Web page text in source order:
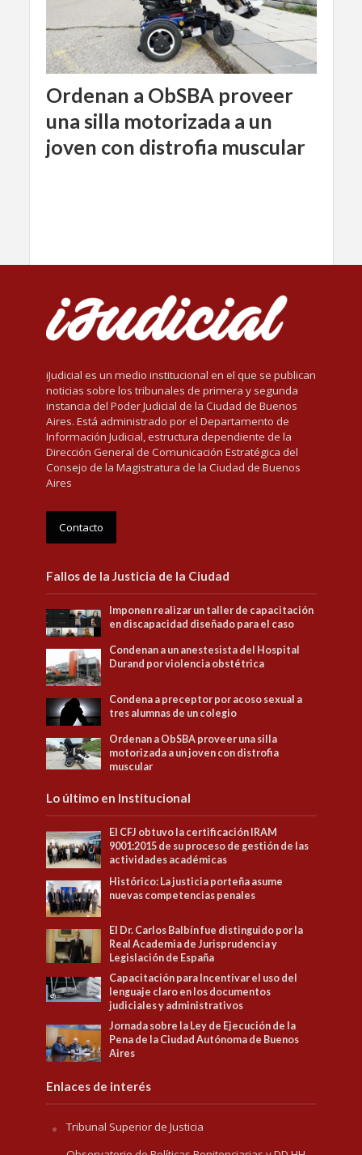
Ordenan a ObSBA proveer
una silla motorizada a un
joven con distrofia muscular
iJudicial es un medio institucional en el que se publican
noticias sobre los tribunales de primera y segunda
instancia del Poder Judicial de la Ciudad de Buenos
Aires. Está administrado por el Departamento de
Información Judicial, estructura dependiente de la
Dirección General de Comunicación Estratégica del
Consejo de la Magistratura de la Ciudad de Buenos
Aires
Contacto
Fallos de la Justicia de la Ciudad
Imponen realizar un taller de capacitación
en discapacidad diseñado para el caso
Condenan a un anestesista del Hospital
Durand por violencia obstétrica
Condena a preceptor por acoso sexual a
tres alumnas de un colegio
Ordenan a ObSBA proveer una silla
motorizada a un joven con distrofia
muscular
Lo último en Institucional
El CFJ obtuvo la certificación IRAM
9001:2015 de su proceso de gestión de las
actividades académicas
Histórico: La justicia porteña asume
nuevas competencias penales
El Dr. Carlos Balbín fue distinguido por la
Real Academia de Jurisprudencia y
Legislación de España
Capacitación para Incentivar el uso del
lenguaje claro en los documentos
judiciales y administrativos
Jornada sobre la Ley de Ejecución de la
Pena de la Ciudad Autónoma de Buenos
Aires
Enlaces de interés
Tribunal Superior de Justicia